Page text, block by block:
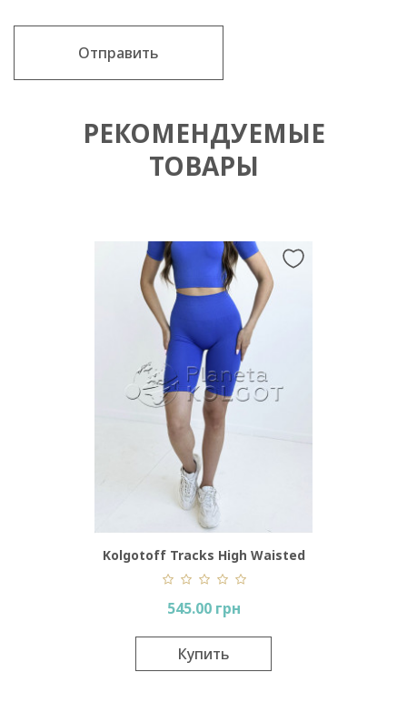
Отправить
РЕКОМЕНДУЕМЫЕ
ТОВАРЫ
Kolgotoff Tracks High Waisted
545.00 грн
Купить